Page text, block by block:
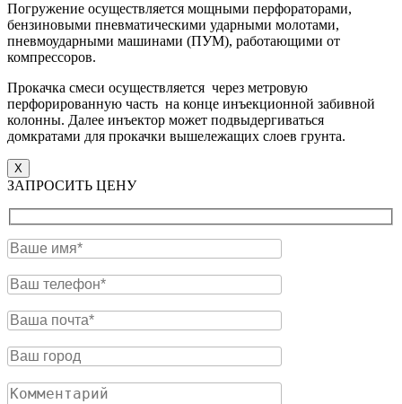
Погружение осуществляется мощными перфораторами,
бензиновыми пневматическими ударными молотами,
пневмоударными машинами (ПУМ), работающими от
компрессоров.
Прокачка смеси осуществляется через метровую
перфорированную часть на конце инъекционной забивной
колонны. Далее инъектор может подвыдергиваться
домкратами для прокачки вышележащих слоев грунта.
X
ЗАПРОСИТЬ ЦЕНУ